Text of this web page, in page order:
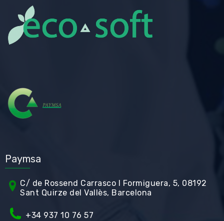
Paymsa
C/ de Rossend Carrasco I Formiguera, 5, 08192
Sant Quirze del Vallès, Barcelona
+34 937 10 76 57